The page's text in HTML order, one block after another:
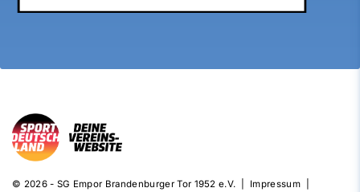
© 2026 - SG Empor Brandenburger Tor 1952 e.V. | Impressum|